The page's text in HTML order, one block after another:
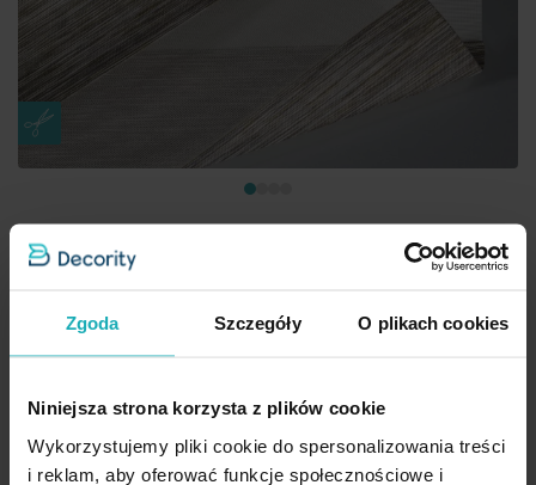
Zgoda Szczegóły O plikach cookies
Niniejsza strona korzysta z plików cookie
Wykorzystujemy pliki cookie do spersonalizowania treści
i reklam, aby oferować funkcje społecznościowe i
efektem melanżu
83,00 zł
Wybierz rozmiar i kolor osprzętu